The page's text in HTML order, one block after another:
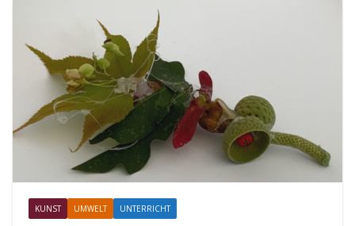
KUNST UMWELT UNTERRICHT